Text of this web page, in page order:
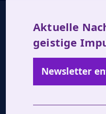
Aktuelle
geistige
Newsletter